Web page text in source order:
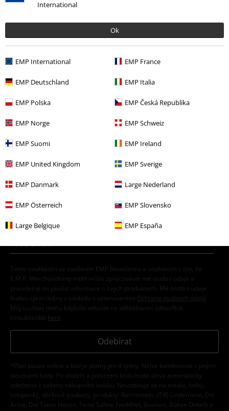
International
Ok
EMP International EMP France
EMP Deutschland EMP Italia
EMP Polska EMP Česká Republika
EMP Norge EMP Schweiz
EMP Suomi EMP Ireland
EMP United Kingdom EMP Sverige
EMP Danmark Large Nederland
EMP Österreich EMP Slovensko
Large Belgique EMP España
More categories. More options.
E-Mail Newsletter
Získejte 20% slevový poukaz, když se přihlásíte
Tímto souhlasím se zasíláním EMP Newslettru a souhlasím s tím, že
E.M.P. Merchandising mbH může zpracovávat mé osobní údaje a
pravidelně mi posílat informace o svých produktech. Mé osobní údaje
budou zpracovány v souladu s ustanoveními
Ochrana osobních údajů
Můj souhlas mohu kdykoliv odvolat na odhlašovací odkaz/link.
Unsubscribe here
Odebírat
*Platí pouze online a kód je platný jen 4 týdny. Nelze kombinovat s jinými
slevovými kódy. Po vložení a potvrzení kódu bude sleva automaticky
odečtena z vašeho nákupního košíku. Nevztahuje se na média, knihy,
vstupenky, dárkové poukazy, produkty: Rammstein, (Till) Lindemann, Die
Ärzte, Die Toten Hosen, Feine Sahne Fischfilet, Broilers, Böhse Onkelz a